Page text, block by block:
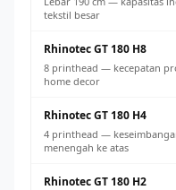
tekstil besar
Rhinotec GT 180 H8
8 printhead — kecepatan
home decor
Rhinotec GT 180 H4
4 printhead —
menengah ke atas
Rhinotec GT 180 H2